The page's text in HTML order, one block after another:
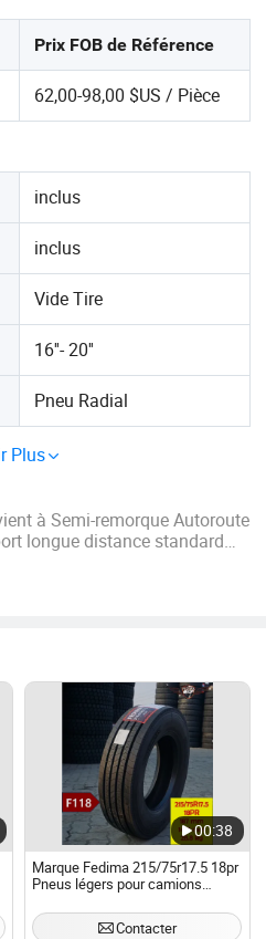
Prix FOB de Référence
62,00-98,00 $US / Pièce
inclus
inclus
Vide Tire
16''- 20''
Pneu Radial
Plus
à Semi-remorque Autoroute
longue distance standard
formule en caoutchouc, ...
00:38
Marque Fedima 215/75r17.5 18pr
Pneus légers pour camions
Contacter